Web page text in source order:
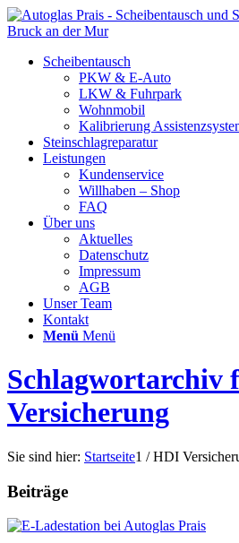
Scheibentausch
PKW & E-Auto
LKW & Fuhrpark
Wohnmobil
Kalibrierung
Steinschlagreparatur
Leistungen
Kundenservice
Willhaben – Shop
FAQ
Über uns
Aktuelles
Datenschutz
Impressum
AGB
Unser Team
Kontakt
Menü Menü
Schlagwortarchiv
Versicherung
Sie sind hier: Startseite1 / HDI
Beiträge